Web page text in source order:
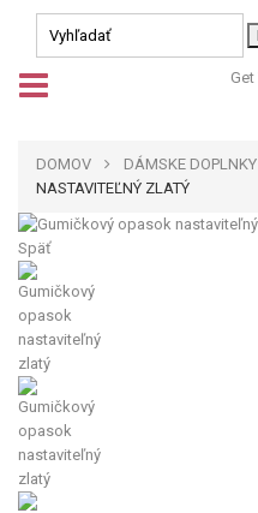
DOMOV DÁMSKE DOPLNKY
NASTAVITEĽNÝ ZLATÝ
Späť